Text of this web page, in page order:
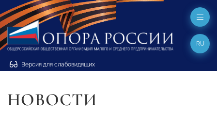
Версия для слабовидящих
RU
НОВОСТИ